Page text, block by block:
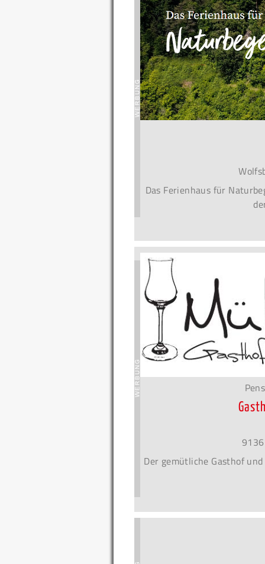
Das Ferienhaus für
Der gemütliche Gasthof